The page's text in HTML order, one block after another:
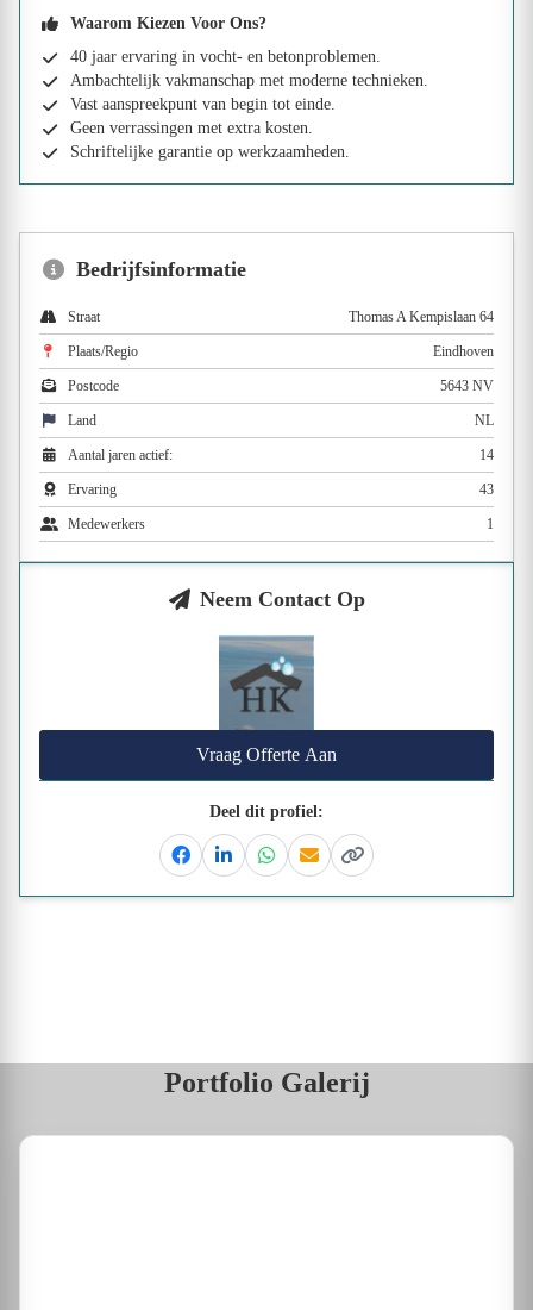
Waarom Kiezen Voor Ons?
40 jaar ervaring in vocht- en betonproblemen.
Ambachtelijk vakmanschap met moderne technieken.
Vast aanspreekpunt van begin tot einde.
Geen verrassingen met extra kosten.
Schriftelijke garantie op werkzaamheden.
Bedrijfsinformatie
Straat Thomas A Kempislaan 64
Plaats/Regio Eindhoven
Postcode 5643 NV
Land NL
Aantal jaren actief: 14
Ervaring 43
Medewerkers 1
Neem Contact Op
Vraag Offerte Aan
Deel dit profiel:
FacebookLinkedinWhatsapp
EmailKopieer link
Portfolio Galerij